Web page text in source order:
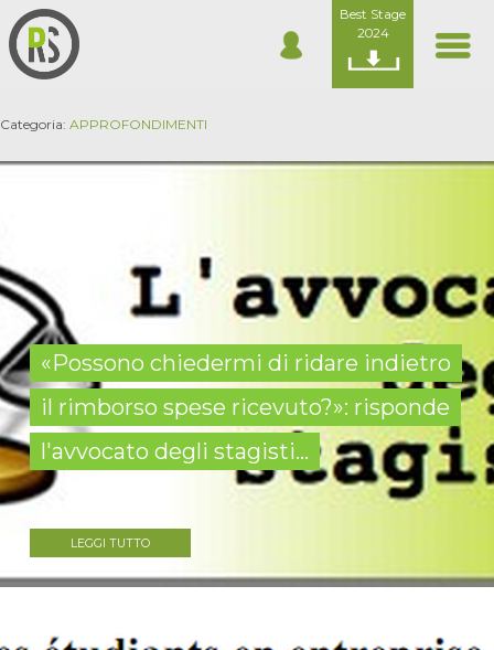
Best Stage
2024
Categoria: APPROFONDIMENTI
«Possono chiedermi di ridare indietro
il rimborso spese ricevuto?»: risponde
l'avvocato degli stagisti...
LEGGI TUTTO